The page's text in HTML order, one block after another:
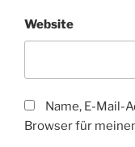
Website
Name, E-Mail-
Browser für